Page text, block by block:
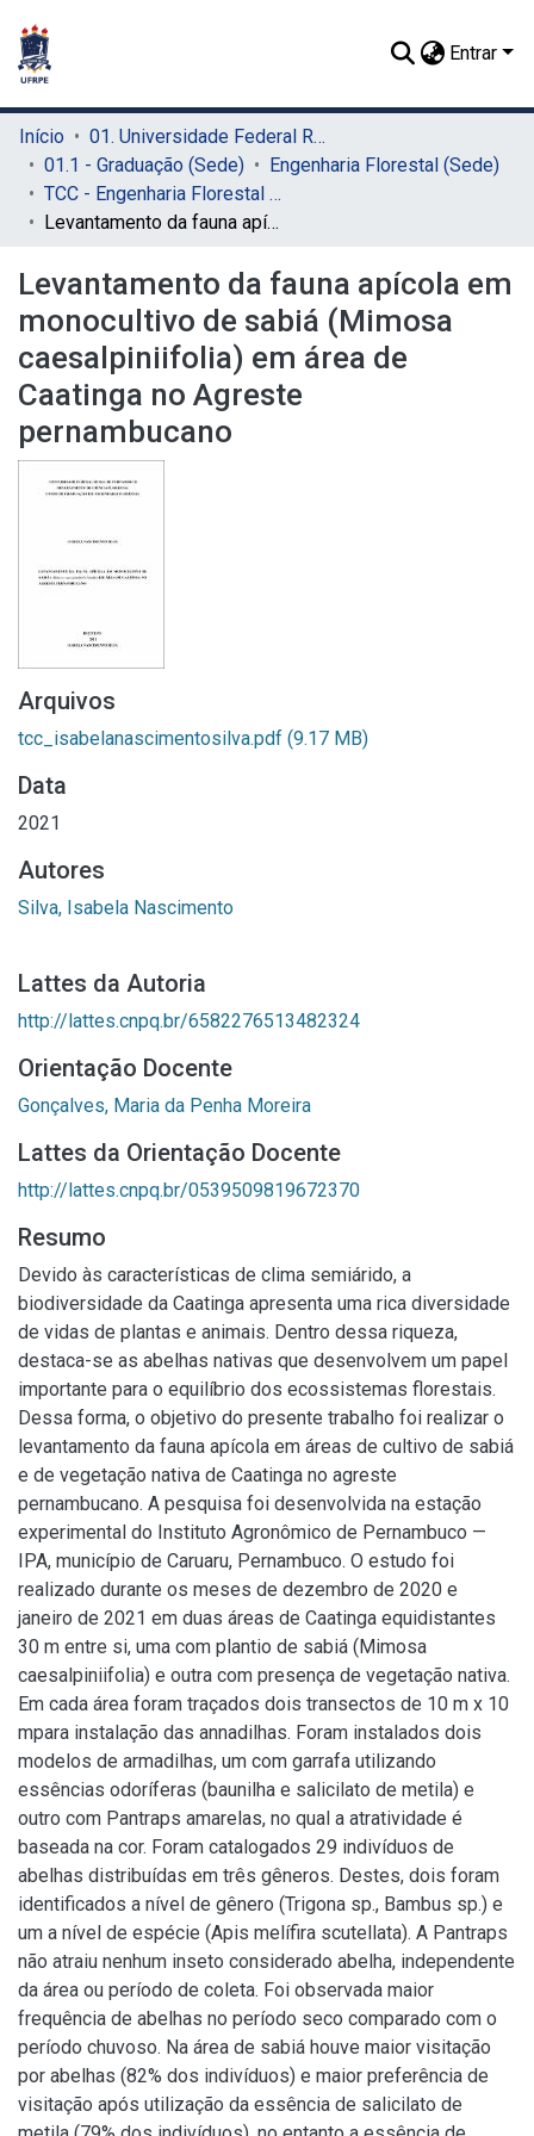
Entrar
Início
01. Universidade Federal Rural de Pernambuco - UFRPE (Sede)
01.1 - Graduação (Sede)
Engenharia Florestal (Sede)
TCC - Engenharia Florestal (Sede)
Levantamento da fauna apícola em monocultivo de sabiá (Mimosa caesalpiniifolia) em área de Caatinga no Agreste pernambucano
Levantamento da fauna apícola em
monocultivo de sabiá (Mimosa
caesalpiniifolia) em área de
Caatinga no Agreste
pernambucano
Arquivos
tcc_isabelanascimentosilva.pdf (9.17 MB)
Data
2021
Autores
Silva, Isabela Nascimento
Lattes da Autoria
http://lattes.cnpq.br/6582276513482324
Orientação Docente
Gonçalves, Maria da Penha Moreira
Lattes da Orientação Docente
http://lattes.cnpq.br/0539509819672370
Resumo
Devido às características de clima semiárido, a
biodiversidade da Caatinga apresenta uma rica diversidade
de vidas de plantas e animais. Dentro dessa riqueza,
destaca-se as abelhas nativas que desenvolvem um papel
importante para o equilíbrio dos ecossistemas florestais.
Dessa forma, o objetivo do presente trabalho foi realizar o
levantamento da fauna apícola em áreas de cultivo de sabiá
e de vegetação nativa de Caatinga no agreste
pernambucano. A pesquisa foi desenvolvida na estação
experimental do Instituto Agronômico de Pernambuco —
IPA, município de Caruaru, Pernambuco. O estudo foi
realizado durante os meses de dezembro de 2020 e
janeiro de 2021 em duas áreas de Caatinga equidistantes
30 m entre si, uma com plantio de sabiá (Mimosa
caesalpiniifolia) e outra com presença de vegetação nativa.
Em cada área foram traçados dois transectos de 10 m x 10
mpara instalação das annadilhas. Foram instalados dois
modelos de armadilhas, um com garrafa utilizando
essências odoríferas (baunilha e salicilato de metila) e
outro com Pantraps amarelas, no qual a atratividade é
baseada na cor. Foram catalogados 29 indivíduos de
abelhas distribuídas em três gêneros. Destes, dois foram
identificados a nível de gênero (Trigona sp., Bambus sp.) e
um a nível de espécie (Apis melífira scutellata). A Pantraps
não atraiu nenhum inseto considerado abelha, independente
da área ou período de coleta. Foi observada maior
frequência de abelhas no período seco comparado com o
período chuvoso. Na área de sabiá houve maior visitação
por abelhas (82% dos indivíduos) e maior preferência de
visitação após utilização da essência de salicilato de